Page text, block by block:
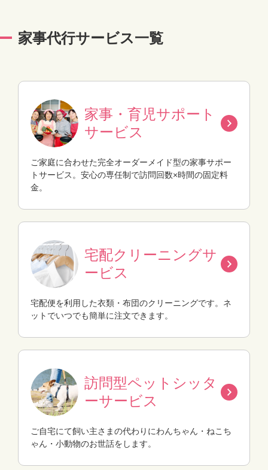
家事代行サービス一覧
家事・育児サポート
サービス
ご家庭に合わせた完全オーダーメイド型の家事サポー
トサービス。安心の専任制で訪問回数×時間の固定料
金。
宅配クリーニングサ
ービス
宅配便を利用した衣類・布団のクリーニングです。ネ
ットでいつでも簡単に注文できます。
訪問型ペットシッタ
ーサービス
ご自宅にて飼い主さまの代わりにわんちゃん・ねこち
ゃん・小動物のお世話をします。